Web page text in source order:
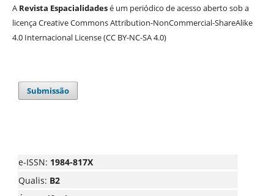
A Revista Espacialidadesé um periódico de acesso aberto sob a
licença Creative Commons Attribution-NonCommercial-ShareAlike
4.0 Internacional License (CC BY-NC-SA 4.0)
Submissão
e-ISSN: 1984-817X
Qualis: B2